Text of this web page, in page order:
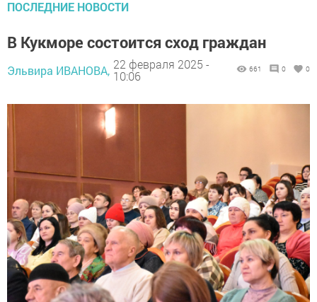
ПОСЛЕДНИЕ НОВОСТИ
В Кукморе состоится сход граждан
Эльвира ИВАНОВА, 22 февраля 2025 -
10:06
661 0 0